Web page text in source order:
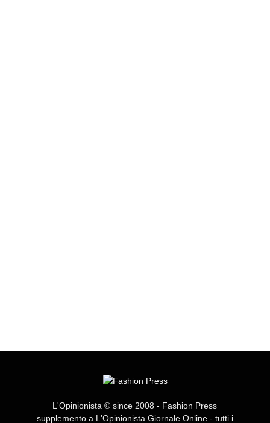
L'Opinionista © since 2008 - Fashion Press
supplemento a L'Opinionista Giornale Online - tutti i